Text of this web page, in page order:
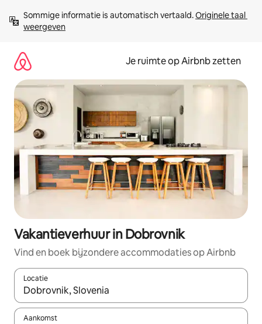
direct
naar
Sommige informatie is automatisch vertaald. Originele taal
weergeven
Je ruimte op Airbnb zetten
Vakantieverhuur in Dobrovnik
Vind en boek bijzondere accommodaties op Airbnb
Locatie
Wanneer er suggesties beschikbaar zijn, maak je een keuze
Aankomst